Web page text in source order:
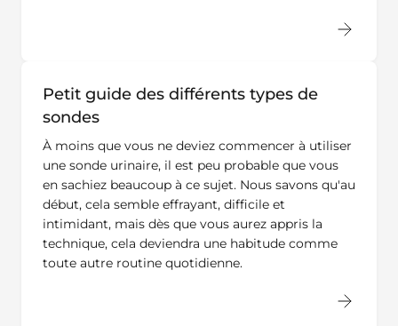
Petit guide des différents types de
sondes
À moins que vous ne deviez commencer à utiliser
une sonde urinaire, il est peu probable que vous
en sachiez beaucoup à ce sujet. Nous savons qu'au
début, cela semble effrayant, difficile et
intimidant, mais dès que vous aurez appris la
technique, cela deviendra une habitude comme
toute autre routine quotidienne.